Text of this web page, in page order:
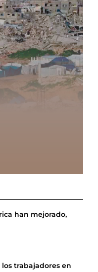
han mejorado,
trabajadores en